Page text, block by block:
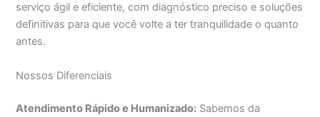
serviço ágil e eficiente, com diagnóstico preciso e soluções
definitivas para que você volte a ter tranquilidade o quanto
antes.
Nossos Diferenciais
Atendimento Rápido e Humanizado: Sabemos da